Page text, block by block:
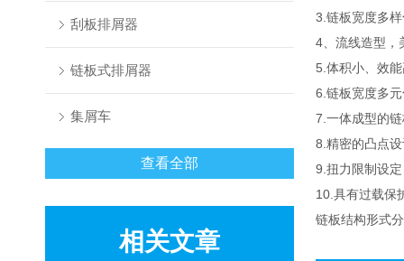
刮板排屑器
链板式排屑器
集屑车
查看全部
相关文章
3.链板宽度多
4、流线造型
5.体积小、效
6.链板宽度多
7.一体成型的
8.精密的凸点
9.扭力限制设
10.具有过载保
链板结构形式